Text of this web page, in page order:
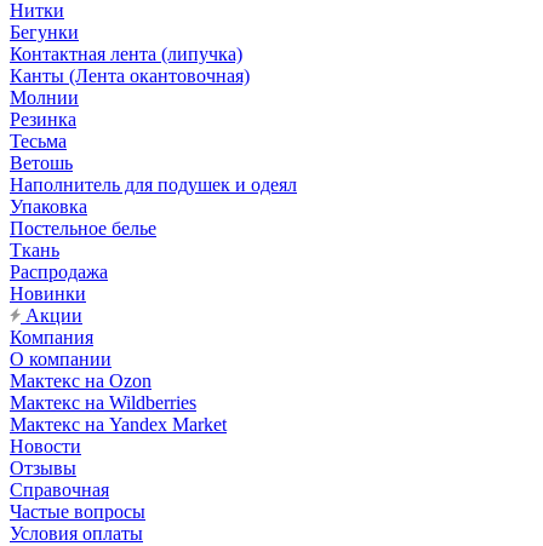
Нитки
Бегунки
Контактная лента (липучка)
Канты (Лента окантовочная)
Молнии
Резинка
Тесьма
Ветошь
Наполнитель для подушек и одеял
Упаковка
Постельное белье
Ткань
Распродажа
Новинки
Акции
Компания
О компании
Мактекс на Ozon
Мактекс на Wildberries
Мактекс на Yandex Market
Новости
Отзывы
Справочная
Частые вопросы
Условия оплаты